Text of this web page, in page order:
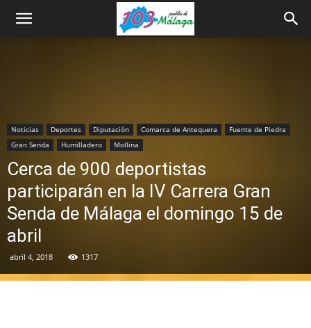
Noticias Deportes Diputación Comarca de Antequera
Fuente de Piedra
Gran Senda
Humilladero Mollina
Cerca de 900 deportistas
participarán en la IV Carrera Gran
Senda de Málaga el domingo 15 de
abril
abril 4, 2018 1317